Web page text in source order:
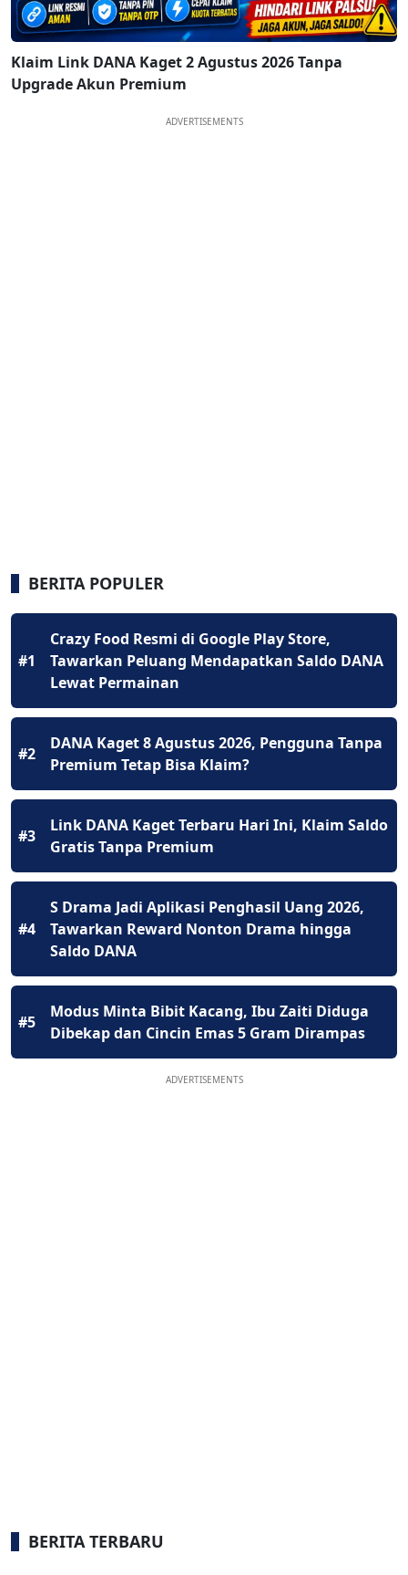
Klaim Link DANA Kaget 2 Agustus 2026 Tanpa
Upgrade Akun Premium
ADVERTISEMENTS
BERITA POPULER
#1
Crazy Food Resmi di Google Play Store,
Tawarkan Peluang Mendapatkan Saldo DANA
Lewat Permainan
#2
DANA Kaget 8 Agustus 2026, Pengguna Tanpa
Premium Tetap Bisa Klaim?
#3
Link DANA Kaget Terbaru Hari Ini, Klaim Saldo
Gratis Tanpa Premium
#4
S Drama Jadi Aplikasi Penghasil Uang 2026,
Tawarkan Reward Nonton Drama hingga
Saldo DANA
#5
Modus Minta Bibit Kacang, Ibu Zaiti Diduga
Dibekap dan Cincin Emas 5 Gram Dirampas
ADVERTISEMENTS
BERITA TERBARU